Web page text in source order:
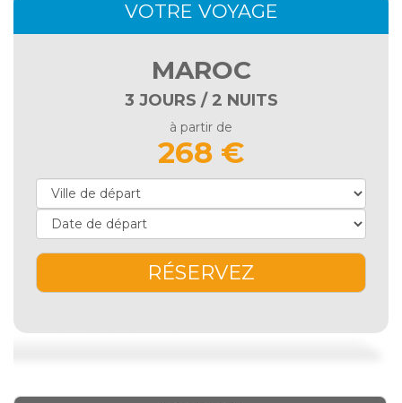
VOTRE VOYAGE
MAROC
3 JOURS / 2 NUITS
à partir de
268 €
RÉSERVEZ